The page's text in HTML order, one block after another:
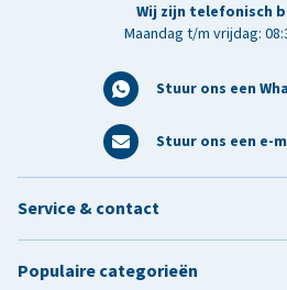
Wij zijn telefonisch
Maandag t/m vrijdag:
Stuur ons een
Stuur ons een e-
Service & contact
Populaire categorieën